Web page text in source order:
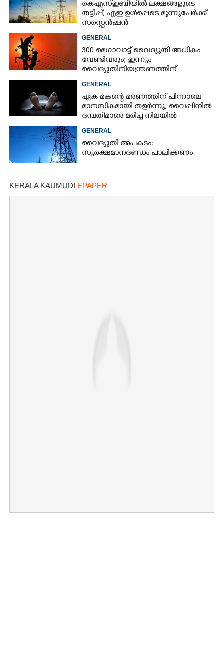
കെഎസ്ഇബിയിൽ ലക്ഷങ്ങളുടെ
തട്ടിപ്പ്,​ എഇ ഉൾപ്പെടെ മൂന്നുപേർക്ക്
സസ്പെൻഷൻ
GENERAL
300 മെഗാവാട്ട് വൈദ്യുതി അധികം
വേണ്ടിവരും; ഇന്നും
വൈദ്യുതിനിയന്ത്രണത്തിന്
GENERAL
ഏക മകന്റെ മരണത്തിന് പിന്നാലെ
മാനസികമായി തളർന്നു; വൈപ്പിനിൽ
ദമ്പതിമാരെ മരിച്ച നിലയിൽ
GENERAL
വൈദ്യുതി അപകടം:
സുരക്ഷമാനദണ്ഡം പാലിക്കണം
KERALA KAUMUDI EPAPER